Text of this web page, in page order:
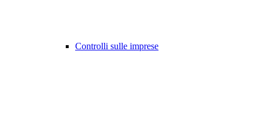
Controlli sulle imprese